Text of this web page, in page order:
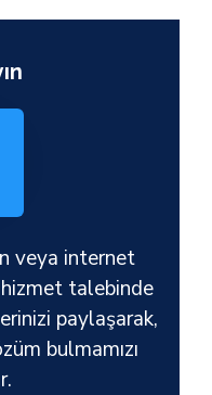
veya internet
talebinde
paylaşarak,
bulmamızı